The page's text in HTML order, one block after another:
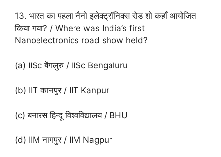
13. भारत का पहला नैनो इलेक्ट्रॉनिक्स रोड शो कहाँ आयोजित
किया गया? / Where was India’s first
Nanoelectronics road show held?
(a) IISc बेंगलुरु / IISc Bengaluru
(b) IIT कानपुर / IIT Kanpur
(c) बनारस हिन्दू विश्वविद्यालय / BHU
(d) IIM नागपुर / IIM Nagpur